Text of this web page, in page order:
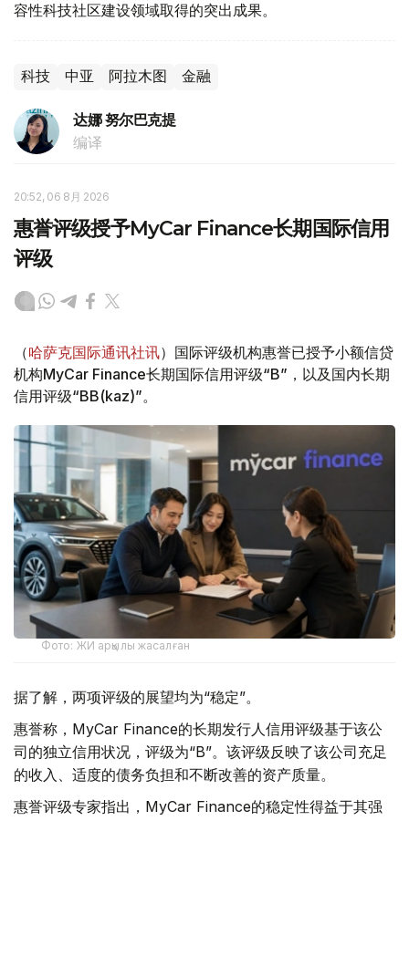
容性科技社区建设领域取得的突出成果。
科技 中亚 阿拉木图 金融
达娜 努尔巴克提
编译
20:52, 06 8月 2026
惠誉评级授予MyCar Finance长期国际信用
评级
（哈萨克国际通讯社讯）国际评级机构惠誉已授予小额信贷
机构MyCar Finance长期国际信用评级“B”，以及国内长期
信用评级“BB(kaz)”。
Фото: ЖИ арқылы жасалған
据了解，两项评级的展望均为“稳定”。
惠誉称，MyCar Finance的长期发行人信用评级基于该公
司的独立信用状况，评级为“B”。该评级反映了该公司充足
的收入、适度的债务负担和不断改善的资产质量。
惠誉评级专家指出，MyCar Finance的稳定性得益于其强